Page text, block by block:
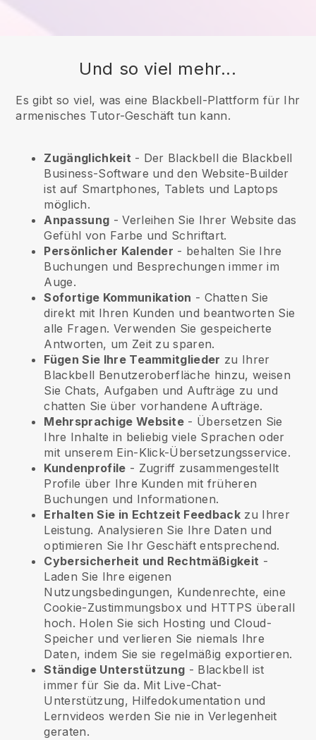
Und so viel mehr...
Es gibt so viel, was eine Blackbell-Plattform für Ihr
armenisches Tutor-Geschäft tun kann.
Zugänglichkeit - Der Blackbell die Blackbell
Business-Software und den Website-Builder
ist auf Smartphones, Tablets und Laptops
möglich.
Anpassung - Verleihen Sie Ihrer Website das
Gefühl von Farbe und Schriftart.
Persönlicher Kalender - behalten Sie Ihre
Buchungen und Besprechungen immer im
Auge.
Sofortige Kommunikation - Chatten Sie
direkt mit Ihren Kunden und beantworten Sie
alle Fragen. Verwenden Sie gespeicherte
Antworten, um Zeit zu sparen.
Fügen Sie Ihre Teammitglieder zu Ihrer
Blackbell Benutzeroberfläche hinzu, weisen
Sie Chats, Aufgaben und Aufträge zu und
chatten Sie über vorhandene Aufträge.
Mehrsprachige Website - Übersetzen Sie
Ihre Inhalte in beliebig viele Sprachen oder
mit unserem Ein-Klick-Übersetzungsservice.
Kundenprofile - Zugriff zusammengestellt
Profile über Ihre Kunden mit früheren
Buchungen und Informationen.
Erhalten Sie in Echtzeit Feedbackzu Ihrer
Leistung. Analysieren Sie Ihre Daten und
optimieren Sie Ihr Geschäft entsprechend.
Cybersicherheit und Rechtmäßigkeit -
Laden Sie Ihre eigenen
Nutzungsbedingungen, Kundenrechte, eine
Cookie-Zustimmungsbox und HTTPS überall
hoch. Holen Sie sich Hosting und Cloud-
Speicher und verlieren Sie niemals Ihre
Daten, indem Sie sie regelmäßig exportieren.
Ständige Unterstützung - Blackbell ist
immer für Sie da. Mit Live-Chat-
Unterstützung, Hilfedokumentation und
Lernvideos werden Sie nie in Verlegenheit
geraten.